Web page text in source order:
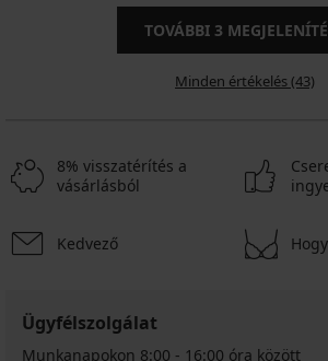
TOVÁBBI 3
Minden értékelés (43)
8% visszatérítés a
vásárlásból
Kedvező
Ügyfélszolgálat
Munkanapokon 8:00 - 16:00 óra között